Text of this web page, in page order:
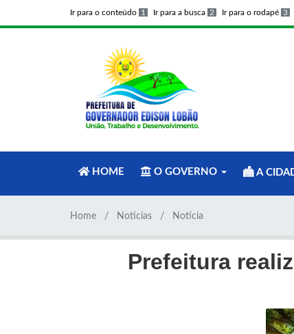
Ir para o conteúdo 1 Ir para a busca 2 Ir para o rodapé 3
HOME O GOVERNO A
Home Noticias Notícia
Prefeitura